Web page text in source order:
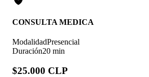
CONSULTA MEDICA
ModalidadPresencial
Duración20 min
$25.000 CLP